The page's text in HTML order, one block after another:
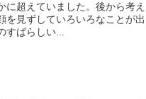
超えていました。後から考え
を見ずしていろいろなことが出
すばらしい...